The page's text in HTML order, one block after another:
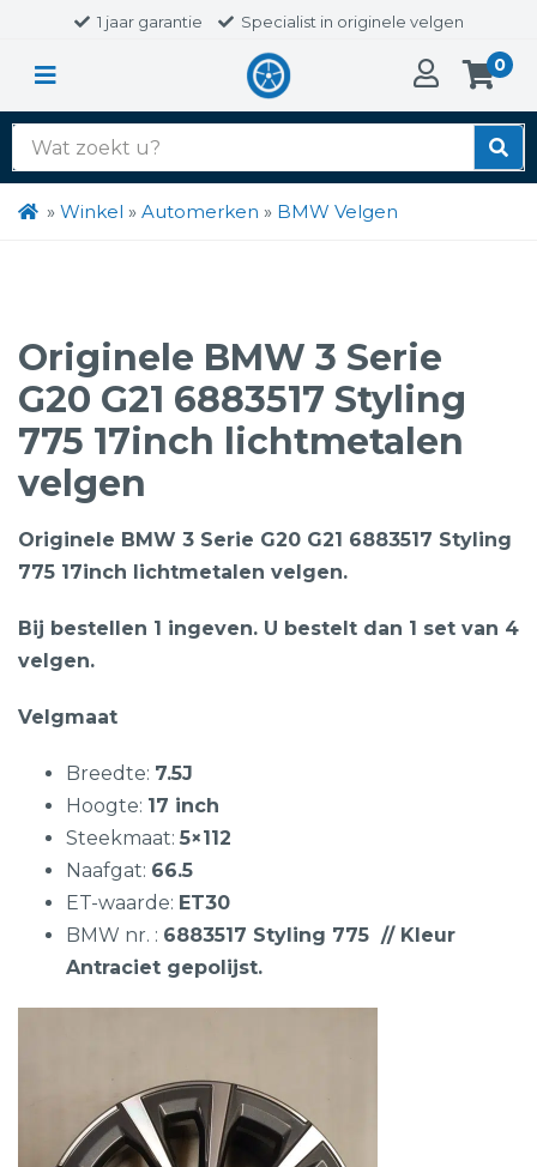
1 jaar garantie Specialist in originele velgen
0
Zoek
naar:
» Winkel » Automerken » BMW Velgen
Originele BMW 3 Serie
G20 G21 6883517 Styling
775 17inch lichtmetalen
velgen
Originele BMW 3 Serie G20 G21 6883517 Styling
775 17inch lichtmetalen velgen.
Bij bestellen 1 ingeven. U bestelt dan 1 set van 4
velgen.
Velgmaat
Breedte: 7.5J
Hoogte: 17 inch
Steekmaat: 5×112
Naafgat: 66.5
ET-waarde: ET30
BMW nr. : 6883517 Styling 775 // Kleur
Antraciet gepolijst.